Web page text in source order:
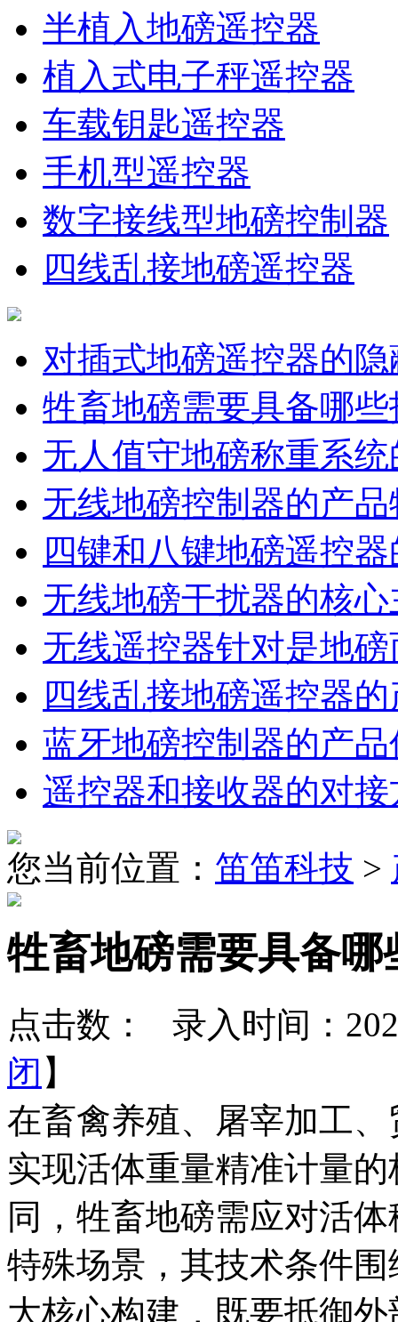
半植入地磅遥控器
植入式电子秤遥控器
车载钥匙遥控器
手机型遥控器
数字接线型地磅控制器
四线乱接地磅遥控器
对插式地磅遥控器的
牲畜地磅需要具备哪
无人值守地磅称重系
无线地磅控制器的产
四键和八键地磅遥控
无线地磅干扰器的核心
无线遥控器针对是地
四线乱接地磅遥控器
蓝牙地磅控制器的产品
遥控器和接收器的对
您当前位置： 笛笛科技 >
牲畜地磅需要具备哪
点击数：
录入时间：
闭 】
在畜禽养殖、屠宰加工
实现活体重量精准计量
同，牲畜地磅需应对活
特殊场景，其技术条件
大核心构建，既要抵御